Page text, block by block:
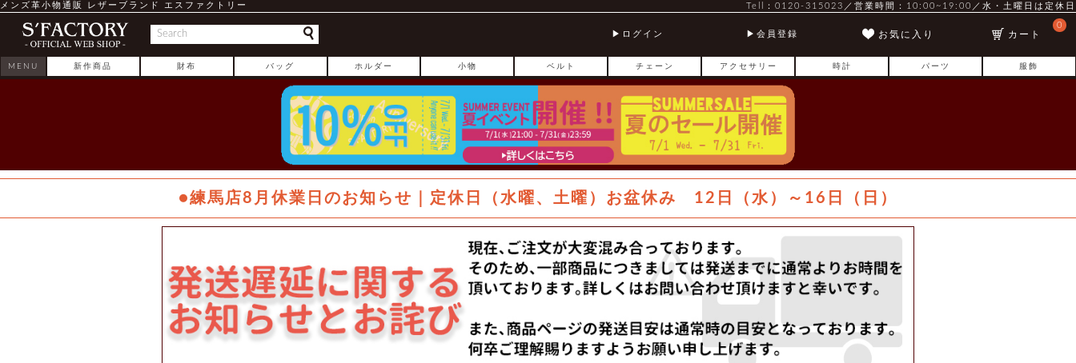
メンズ革小物通販 レザーブランド エスファクトリー Tell：0120-315023／営業時間：10:00~19:00／水・土曜日は定休日
ログイン 会員登録 お気に入り
0
カート
MENU 新作商品 財布 バッグ ホルダー 小物 ベルト チェーン アクセサリー 時計 パーツ 服飾
●練馬店8月休業日のお知らせ｜定休日（水曜、土曜）お盆休み 12日（水）～16日（日）